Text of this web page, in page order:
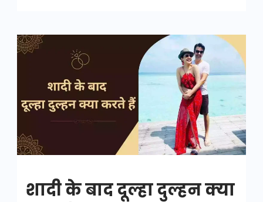
शादी
दूल्हा
दुल्हन
क्या
करते
शादी के बाद दूल्हा दुल्हन क्या